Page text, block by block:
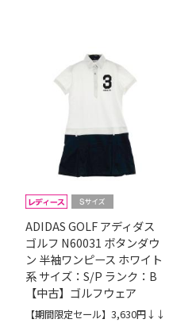
ADIDAS GOLF アディダス
ゴルフ N60031 ボタンダウ
ン 半袖ワンピース ホワイト
系 サイズ：S/P ランク：B
【中古】ゴルフウェア
【期間限定セール】3,630円↓↓